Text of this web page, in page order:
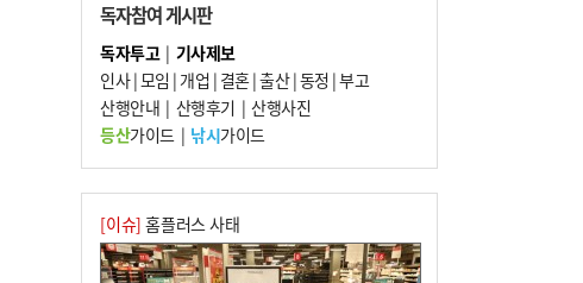
물선 적발
7
[2026 부산청소년극지체험탐험대 현장르
포] 2회 : 하늘에서 만난 얼음의 나라
8
입추 지났지만 푹푹 찐다…온열질환자 10
년 만에 3배
10 서울 중랑구서 흉기 난동…60대 남성 2명
사망
독자참여 게시판
독자투고| 기사제보
인사|모임 | 개업 | 결혼|출산|동정 |부고
산행안내 | 산행후기 | 산행사진
등산가이드| 낚시가이드
[이슈] 홈플러스 사태